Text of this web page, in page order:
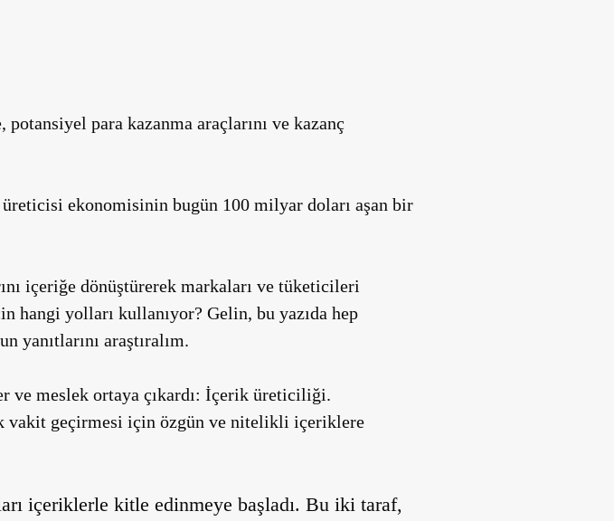
para kazanma araçlarını ve kazanç
ekonomisinin bugün 100 milyar doları aşan bir
içeriğe dönüştürerek markaları ve tüketicileri
yolları kullanıyor? Gelin, bu yazıda hep
yanıtlarını araştıralım.
ve meslek ortaya çıkardı: İçerik üreticiliği.
vakit geçirmesi için özgün ve nitelikli içeriklere
içeriklerle kitle edinmeye başladı. Bu iki taraf,